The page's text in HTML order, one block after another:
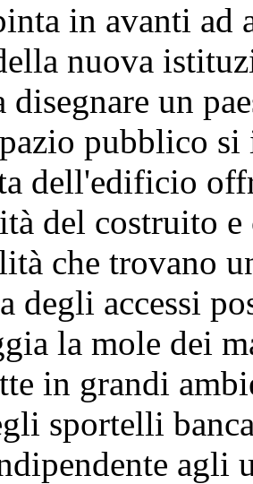
in avanti ad
nuova
disegnare un
pubblico
dell'edificio
del costruito
che trovano
degli accessi
la mole dei
in grandi
sportelli